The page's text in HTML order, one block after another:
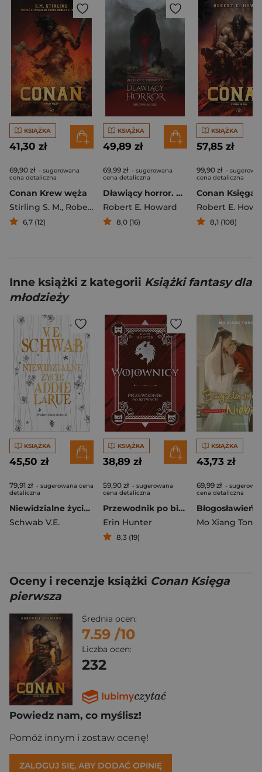
KSIĄŻKA
41,30 zł
69,90 zł - sugerowana
cena detaliczna
Conan Krew węża
Stirling S. M., Robert E. Howard
6,7 (12)
KSIĄŻKA
49,89 zł
69,99 zł - sugerowana
cena detaliczna
Dławiący horror. Zbiór opowiadań grozy
Robert E. Howard
8,0 (16)
KSIĄŻKA
57,85 zł
99,90 zł -
cena detaliczna
Robert E.
8,1 (108)
Inne książki z kategorii Książki fantasy dla
młodzieży
KSIĄŻKA
45,50 zł
79,91 zł - sugerowana cena
detaliczna
Niewidzialne życie Addie LaRue wyd. 2025
Schwab V.E.
KSIĄŻKA
38,89 zł
59,90 zł - sugerowana
cena detaliczna
Przewodnik po bitwach. Wojownicy
Erin Hunter
8,3 (19)
KSIĄŻKA
43,73 zł
69,99 zł -
cena detaliczna
Mo Xiang Tong
Oceny i recenzje książki Conan Księga
pierwsza
Średnia ocen:
7.59 /10
Liczba ocen:
232
Powiedz nam, co myślisz!
Pomóż innym i zostaw ocenę!
ZALOGUJ SIĘ, ABY DODAĆ OPINIĘ